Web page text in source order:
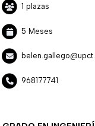
1 plazas
5 Meses
968177741